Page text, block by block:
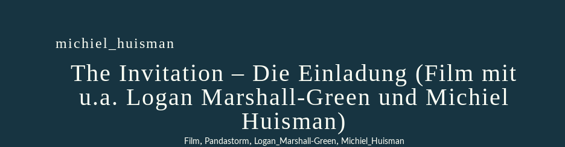
michiel_huisman
The Invitation – Die Einladung (Film mit
u.a. Logan Marshall-Green und Michiel
Huisman)
Film, Pandastorm, Logan_Marshall-Green, Michiel_Huisman